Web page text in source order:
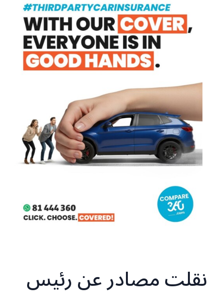
نقلت مصادر عن رئيس